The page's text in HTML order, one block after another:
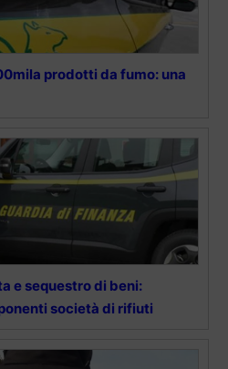
prodotti da fumo: una
e sequestro di beni:
società di rifiuti